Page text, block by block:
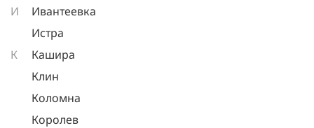
И
Ивантеевка
Истра
К
Кашира
Клин
Коломна
Королев